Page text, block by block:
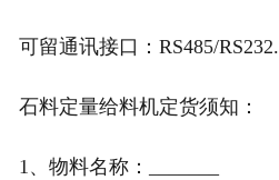
可留通讯接口：RS485/RS232.
石料定量给料机定货须知：
1、物料名称：_______